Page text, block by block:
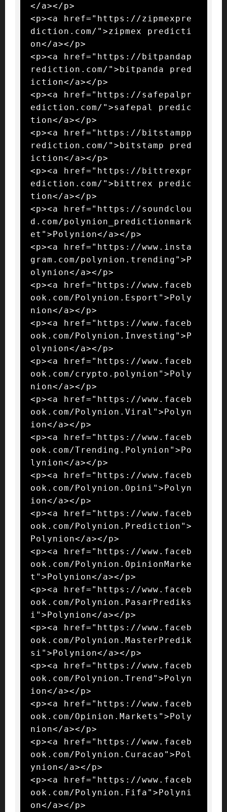
</a></p>
<p><a href="https://zipmexpre
diction.com/">zipmex predicti
on</a></p>
<p><a href="https://bitpandap
rediction.com/">bitpanda pred
iction</a></p>
<p><a href="https://safepalpr
ediction.com/">safepal predic
tion</a></p>
<p><a href="https://bitstampp
rediction.com/">bitstamp pred
iction</a></p>
<p><a href="https://bittrexpr
ediction.com/">bittrex predic
tion</a></p>
<p><a href="https://soundclou
d.com/polynion_predictionmark
et">Polynion</a></p>
<p><a href="https://www.insta
gram.com/polynion.trending">P
olynion</a></p>
<p><a href="https://www.faceb
ook.com/Polynion.Esport">Poly
nion</a></p>
<p><a href="https://www.faceb
ook.com/Polynion.Investing">P
olynion</a></p>
<p><a href="https://www.faceb
ook.com/crypto.polynion">Poly
nion</a></p>
<p><a href="https://www.faceb
ook.com/Polynion.Viral">Polyn
ion</a></p>
<p><a href="https://www.faceb
ook.com/Trending.Polynion">Po
lynion</a></p>
<p><a href="https://www.faceb
ook.com/Polynion.Opini">Polyn
ion</a></p>
<p><a href="https://www.faceb
ook.com/Polynion.Prediction">
Polynion</a></p>
<p><a href="https://www.faceb
ook.com/Polynion.OpinionMarke
t">Polynion</a></p>
<p><a href="https://www.faceb
ook.com/Polynion.PasarPrediks
i">Polynion</a></p>
<p><a href="https://www.faceb
ook.com/Polynion.MasterPredik
si">Polynion</a></p>
<p><a href="https://www.faceb
ook.com/Polynion.Trend">Polyn
ion</a></p>
<p><a href="https://www.faceb
ook.com/Opinion.Markets">Poly
nion</a></p>
<p><a href="https://www.faceb
ook.com/Polynion.Curacao">Pol
ynion</a></p>
<p><a href="https://www.faceb
ook.com/Polynion.Fifa">Polyni
on</a></p>